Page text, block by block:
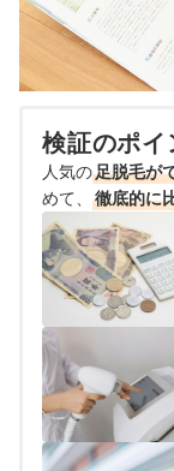
検証のポイ
人気の足脱毛が
めて、
徹底的に